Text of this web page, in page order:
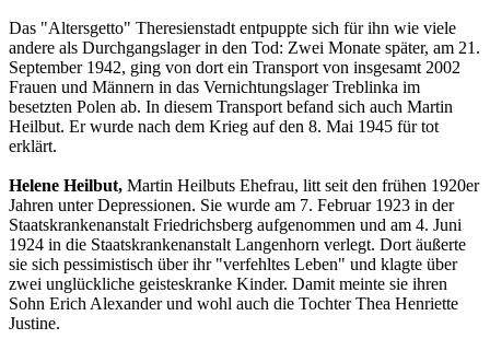
Das "Altersgetto" Theresienstadt entpuppte sich für ihn wie viele
andere als Durchgangslager in den Tod: Zwei Monate später, am 21.
September 1942, ging von dort ein Transport von insgesamt 2002
Frauen und Männern in das Vernichtungslager Treblinka im
besetzten Polen ab. In diesem Transport befand sich auch Martin
Heilbut. Er wurde nach dem Krieg auf den 8. Mai 1945 für tot
erklärt.
Helene Heilbut, Martin Heilbuts Ehefrau, litt seit den frühen 1920er
Jahren unter Depressionen. Sie wurde am 7. Februar 1923 in der
Staatskrankenanstalt Friedrichsberg aufgenommen und am 4. Juni
1924 in die Staatskrankenanstalt Langenhorn verlegt. Dort äußerte
sie sich pessimistisch über ihr "verfehltes Leben" und klagte über
zwei unglückliche geisteskranke Kinder. Damit meinte sie ihren
Sohn Erich Alexander und wohl auch die Tochter Thea Henriette
Justine.